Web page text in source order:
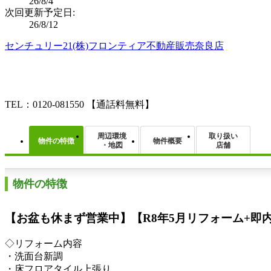
次回更新予定日:
26/8/12
センチュリー21(株)フロンティア不動産販売奈良店
TEL：0120-081550 【通話料無料】
物件の特徴
周辺環境
・地図
物件概要
取り扱い
店舗
物件の特徴
【お盆も休まず営業中】【R8年5月リフォーム+即
◇リフォーム内容
・洗面台新調
・床フロアタイル上張り